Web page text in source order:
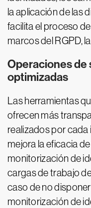
la aplicación de las
facilita el proceso
marcos del RGPD,
Operaciones de
optimizadas
Las herramientas
ofrecen más
realizados por cada
mejora la eficacia
monitorización de
cargas de trabajo
caso de no
monitorización de